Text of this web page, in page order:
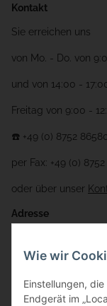
Kontakt
Sie erreichen uns
von Mo. - Do. von
und von 14:00 -
Freitag von 9:00 -
☎️ +49 (0) 8752
per Fax: +49 (0)
oder über unser
Adresse
Gewerbering 17
84072 Au i.d.
Wie wir
Einstellungen,
Endgerät im